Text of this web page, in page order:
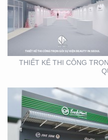
THIẾT KẾ THI CÔNG
THIẾT KẾ THI CÔNG
BẢNG HIỆU CỬA HÀNG
CP FRESHMART
THIẾT KẾ THI CÔNG
BẢNG HIỆU CHUỖI